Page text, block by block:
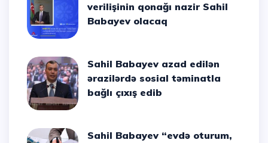
verilişinin qonağı nazir Sahil
Babayev olacaq
Sahil Babayev azad edilən
ərazilərdə sosial təminatla
bağlı çıxış edib
Sahil Babayev “evdə oturum,